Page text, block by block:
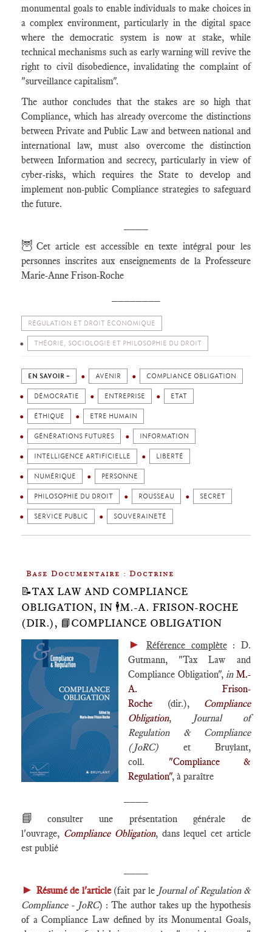
monumental goals to enable individuals to make choices in
a complex environment, particularly in the digital space
where the democratic system is now at stake, while
technical mechanisms such as early warning will revive the
right to civil disobedience, invalidating the complaint of
"surveillance capitalism".
The author concludes that the stakes are so high that
Compliance, which has already overcome the distinctions
between Private and Public Law and between national and
international law, must also overcome the distinction
between Information and secrecy, particularly in view of
cyber-risks, which requires the State to develop and
implement non-public Compliance strategies to safeguard
the future.
🦉 Cet article est accessible en texte intégral pour les
personnes inscrites aux enseignements de la Professeure
Marie-Anne Frison-Roche
RÉGULATION ET DROIT ÉCONOMIQUE
THÉORIE, SOCIOLOGIE ET PHILOSOPHIE DU DROIT
EN SAVOIR + AVENIR COMPLIANCE OBLIGATION
DÉMOCRATIE ENTREPRISE ETAT
ÉTHIQUE ETRE HUMAIN
GÉNÉRATIONS FUTURES INFORMATION
INTELLIGENCE ARTIFICIELLE LIBERTÉ
NUMÉRIQUE PERSONNE
PHILOSOPHIE DU DROIT ROUSSEAU SECRET
SERVICE PUBLIC SOUVERAINETÉ
Base Documentaire : Doctrine
📝TAX LAW AND COMPLIANCE
OBLIGATION, IN 🕴️M.-A. FRISON-ROCHE
(DIR.), 📘COMPLIANCE OBLIGATION
► Référence complète: D.
Gutmann, "Tax Law and
Compliance Obligation",in M.-
A. Frison-
Roche (dir.), Compliance
Obligation,
Journal of
Regulation & Compliance
(JoRC) et Bruylant,
coll. "Compliance &
Regulation", à paraître
📘
consulter une présentation générale de
l'ouvrage, Compliance Obligation, dans lequel cet article
est publié
► Résumé de l'article(fait par le Journal of Regulation &
Compliance - JoRC) : The author takes up the hypothesis
of a Compliance Law defined by its Monumental Goals,